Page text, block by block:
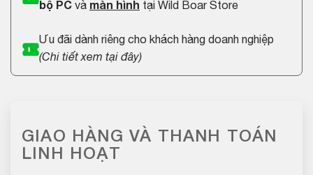
bộ PC và màn hình tại Wild Boar Store
Ưu đãi dành riêng cho khách hàng doanh nghiệp
(Chi tiết xem tại đây)
GIAO HÀNG VÀ THANH TOÁN
LINH HOẠT